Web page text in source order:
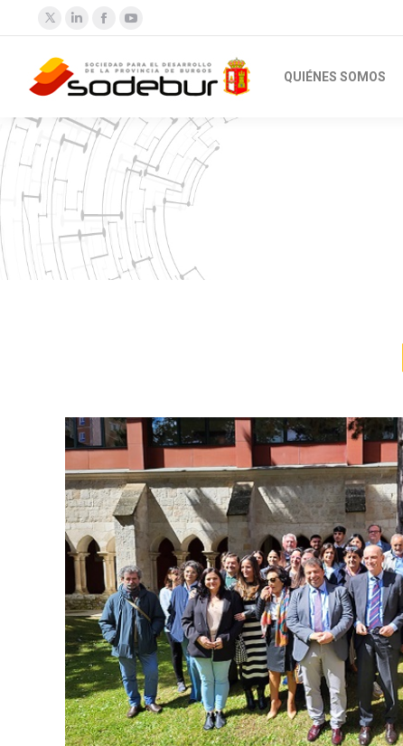
LinkedinFacebook
QUIÉNES SOMOS
Estás aquí: